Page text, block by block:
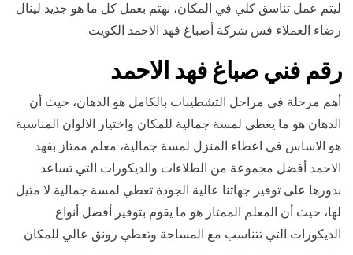
ليتم عمل تناسق كلي في المكان، نهتم بعمل كل ما هو جديد لينال
رضاء العملاء فس شركة أصباغ فهد الاحمد الكويت.
رقم فني صباغ فهد الاحمد
أهم مرحلة في مراحل التشطيبات بالكامل هو الدهان، حيث أن
الدهان هو ما يعطي لمسة جمالية للمكان واختيار الالوان المناسبة
هو الاساس في اعطاء المنزل لمسة جمالية، معلم ممتاز بفهد
الاحمد أفضل مجموعة من الطلاءات والديكورات التي تساعد
بدورها على توفير جهاتنا عالية الجودة تعطي لمسة جمالية لا مثيل
لها، حيث أن المعلم الممتاز هو ما يقوم بتوفير أفضل أنواع
الديكورات التي تتناسب مع المساحة وتعطي رونق عالي للمكان.